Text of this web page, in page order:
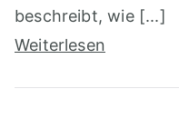
beschreibt, wie [...]
Weiterlesen